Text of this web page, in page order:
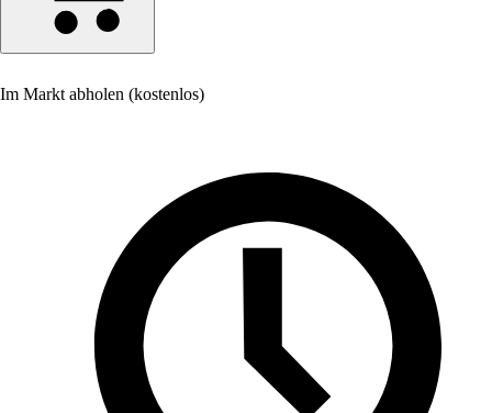
Im Markt abholen (kostenlos)